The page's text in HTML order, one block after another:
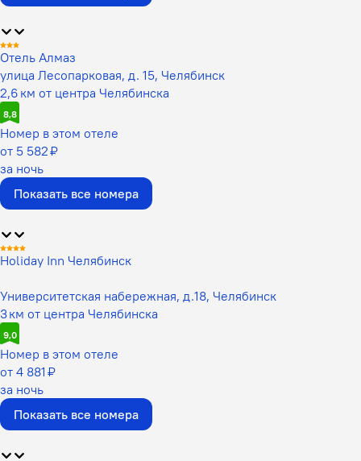
Отель Алмаз
улица Лесопарковая, д. 15, Челябинск
2,6 км от центра Челябинска
8,8
Номер в этом отеле
от 5 582 ₽
за ночь
Показать все номера
Holiday Inn Челябинск
Университетская набережная, д.18, Челябинск
3 км от центра Челябинска
9,0
Номер в этом отеле
от 4 881 ₽
за ночь
Показать все номера